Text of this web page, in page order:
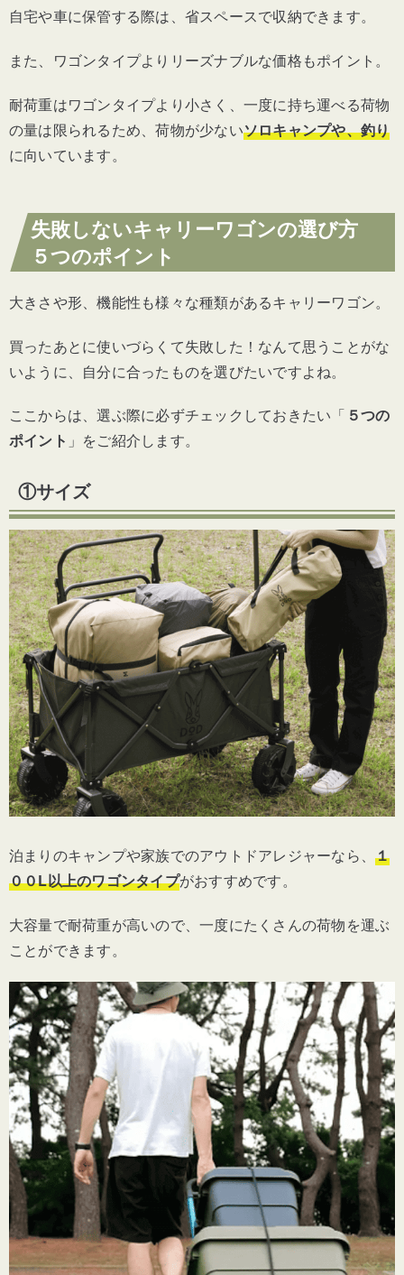
自宅や車に保管する際は、省スペースで収納できます。
また、ワゴンタイプよりリーズナブルな価格もポイント。
耐荷重はワゴンタイプより小さく、一度に持ち運べる荷物
の量は限られるため、荷物が少ないソロキャンプや、釣り
に向いています。
失敗しないキャリーワゴンの選び方
５つのポイント
大きさや形、機能性も様々な種類があるキャリーワゴン。
買ったあとに使いづらくて失敗した！なんて思うことがな
いように、自分に合ったものを選びたいですよね。
ここからは、選ぶ際に必ずチェックしておきたい「 ５つの
ポイント 」をご紹介します。
①サイズ
泊まりのキャンプや家族でのアウトドアレジャーなら、 １
００L以上のワゴンタイプがおすすめです。
大容量で耐荷重が高いので、一度にたくさんの荷物を運ぶ
ことができます。